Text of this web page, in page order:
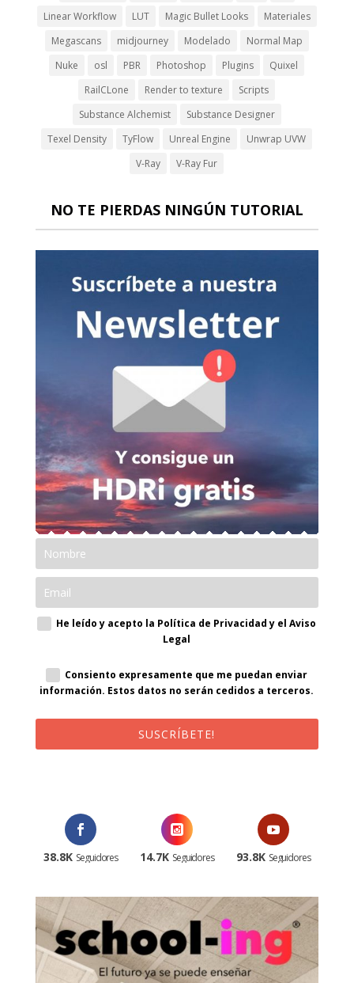
Linear Workflow LUT Magic Bullet Looks
Materiales
Megascans
midjourney Modelado
Normal Map
Nuke
osl PBR Photoshop Plugins
Quixel
RailCLone
Render to texture
Scripts
Substance Alchemist
Substance Designer
Texel Density
TyFlow Unreal Engine
Unwrap UVW
V-Ray
V-Ray Fur
NO TE PIERDAS NINGÚN TUTORIAL
He leído y acepto la Política de Privacidad y el Aviso
Legal
Consiento expresamente que me puedan enviar
información. Estos datos no serán cedidos a terceros.
SUSCRÍBETE!
38.8K Seguidores 14.7K Seguidores 93.8K Seguidores